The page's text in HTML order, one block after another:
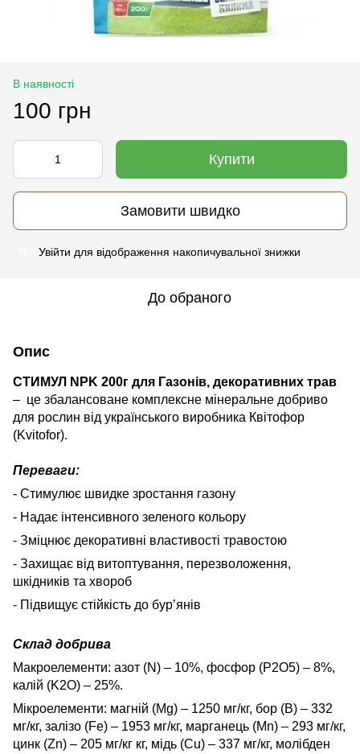
В наявності
100 грн
Купити
Замовити швидко
Увійти для відображення накопичувальної знижки
До обраного
Опис
СТИМУЛ NPK 200г для Газонів, декоративних трав
– це збалансоване комплексне мінеральне добриво
для рослин від українського виробника Квітофор
(Kvitofor).
Переваги:
- Стимулює швидке зростання газону
- Надає інтенсивного зеленого кольору
- Зміцнює декоративні властивості травостою
- Захищає від витоптування, перезволоження,
шкідників та хвороб
- Підвищує стійкість до бур’янів
Склад добрива
Макроелементи: азот (N) – 10%, фосфор (P2О5) – 8%,
калій (K2О) – 25%.
Мікроелементи: магній (Mg) – 1250 мг/кг, бор (В) – 332
мг/кг, залізо (Fe) – 1953 мг/кг, марганець (Мn) – 293 мг/кг,
цинк (Zn) – 205 мг/кг кг, мідь (Cu) – 337 мг/кг, молібден